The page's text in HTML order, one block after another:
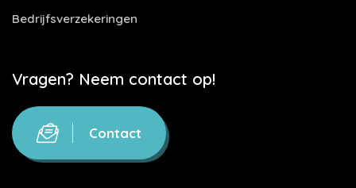
Bedrijfsverzekeringen
Vragen? Neem contact op!
Contact